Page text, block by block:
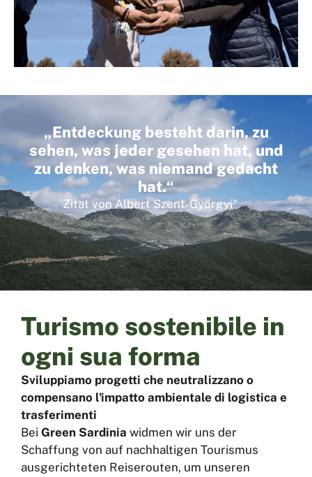
„Entdeckung besteht darin, zu
sehen, was jeder gesehen hat, und
zu denken, was niemand gedacht
hat.“
Zitat von Albert Szent-Györgyi"
Turismo sostenibile in
ogni sua forma
Sviluppiamo progetti che neutralizzano o
compensano l'impatto ambientale di logistica e
trasferimenti
Bei Green Sardinia widmen wir uns der
Schaffung von auf nachhaltigen Tourismus
ausgerichteten Reiserouten, um unseren